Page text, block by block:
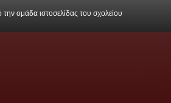
την ομάδα ιστοσελίδας του σχολείου